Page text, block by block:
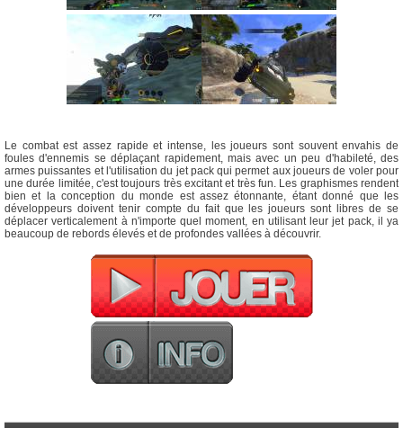
Le combat est assez rapide et intense, les joueurs sont souvent envahis de
foules d'ennemis se déplaçant rapidement, mais avec un peu d'habileté, des
armes puissantes et l'utilisation du jet pack qui permet aux joueurs de voler pour
une durée limitée, c'est toujours très excitant et très fun. Les graphismes rendent
bien et la conception du monde est assez étonnante, étant donné que les
développeurs doivent tenir compte du fait que les joueurs sont libres de se
déplacer verticalement à n'importe quel moment, en utilisant leur jet pack, il ya
beaucoup de rebords élevés et de profondes vallées à découvrir.